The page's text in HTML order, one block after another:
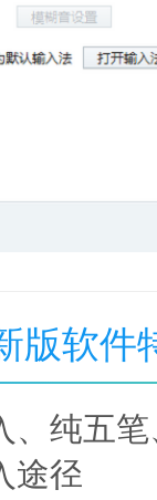
版软件
纯五笔
途径